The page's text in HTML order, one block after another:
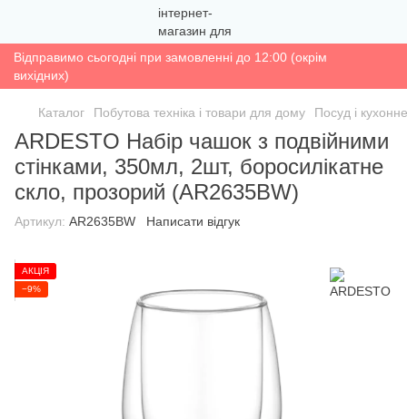
Відправимо сьогодні при замовленні до 12:00 (окрім
вихідних)
Каталог Побутова техніка і товари для дому Посуд і
ARDESTO Набір чашок з подвійними
стінками, 350мл, 2шт, боросилікатне
скло, прозорий (AR2635BW)
Артикул: AR2635BW Написати відгук
АКЦІЯ
−9%